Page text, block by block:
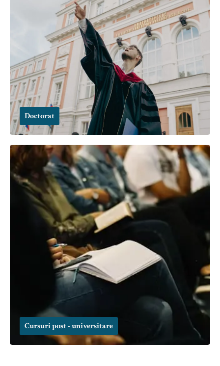
Doctorat
Cursuri post - universitare